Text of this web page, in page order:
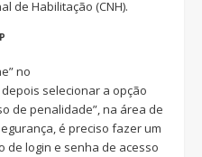
de Habilitação (CNH).
no
depois selecionar a opção
de penalidade”, na área de
é preciso fazer um
de login e senha de acesso